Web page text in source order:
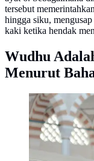
tersebut
hingga siku,
kaki ketika hendak
Wudhu
Menurut
Doa Setelah